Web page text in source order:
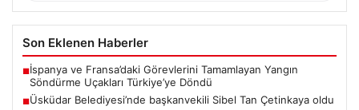
Son Eklenen Haberler
■İspanya ve Fransa’daki Görevlerini Tamamlayan Yangın
Söndürme Uçakları Türkiye’ye Döndü
■Üsküdar Belediyesi’nde başkanvekili Sibel Tan Çetinkaya oldu